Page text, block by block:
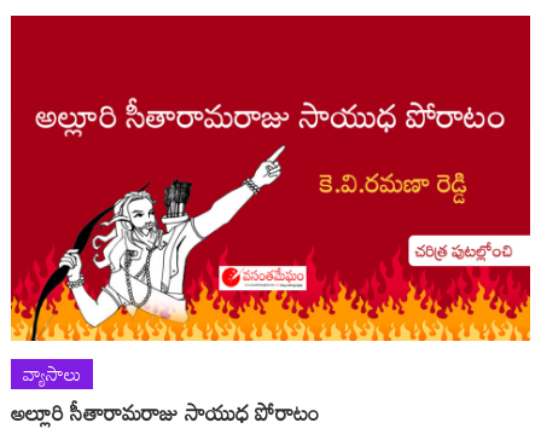
వ్యాసాలు
అల్లూరి సీతారామరాజు సాయుధ పోరాటం